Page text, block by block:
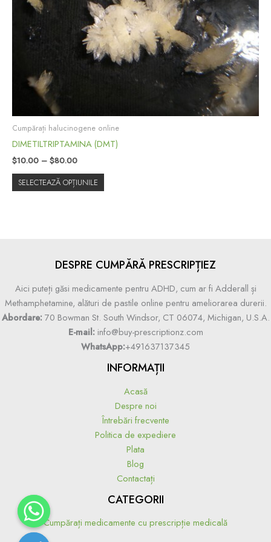
Cumpărați halucinogene online
DIMETILTRIPTAMINA (DMT)
$10.00 – $80.00
SELECTEAZĂ OPȚIUNILE
variații.
Opțiunile
pot
fi
alese
DESPRE CUMPĂRĂ PRESCRIPȚIEZ
Aici puteți găsi medicamente pentru ADHD, cum ar fi Adderall și
Methamphetamine, alături de pastile online pentru ameliorarea durerii.
Abordare: 70 Bowman St. South Windsor, CT 06074, Michigan, U.S.A.
E-mail: info@buy-prescriptionz.com
WhatsApp:+491637137345
INFORMAȚII
Acasă
Despre noi
Întrebări frecvente
Politica de expediere
Plata
Blog
Contactați
CATEGORII
Cumpărați medicamente cu prescripție medicală